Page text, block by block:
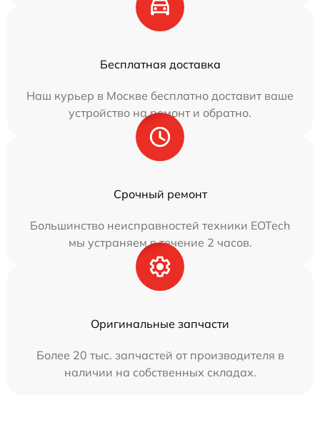
Бесплатная доставка
Наш курьер в Москве бесплатно доставит ваше
устройство на ремонт и обратно.
Срочный ремонт
Большинство неисправностей техники EOTech
мы устраняем в течение 2 часов.
Оригинальные запчасти
Более 20 тыс. запчастей от производителя в
наличии на собственных складах.